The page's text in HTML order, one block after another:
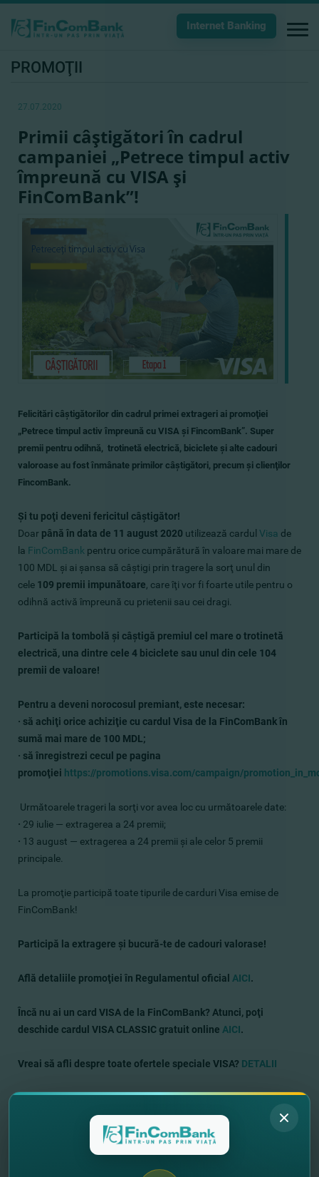
Internet Banking
PROMOŢII
27.07.2020
Primii câştigători în cadrul
campaniei „Petrece timpul activ
împreună cu VISA şi
FinComBank”!
Felicitări câştigătorilor din cadrul primei extrageri ai promoţiei
„Petrece timpul activ împreună cu VISA şi FincomBank”. Super
premii pentru odihnă, trotinetă electrică, biciclete şi alte cadouri
valoroase au fost înmânate primilor câştigători, precum şi clienţilor
FincomBank.
Şi tu poţi deveni fericitul câştigător!
Doar până în data de 11 august 2020 utilizează cardul Visa de
la FinComBank pentru orice cumpărătură în valoare mai mare de
100 MDL şi ai şansa să câştigi prin tragere la sorţ unul din
cele 109 premii impunătoare , care îţi vor fi foarte utile pentru o
odihnă activă împreună cu prietenii sau cei dragi.
Participă la tombolă şi câştigă premiul cel mare o trotinetă
electrică, una dintre cele 4 biciclete sau unul din cele 104
premii de valoare!
Pentru a deveni norocosul premiant, este necesar:
· să achiţi orice achiziţie cu cardul Visa de la FinComBank în
sumă mai mare de 100 MDL;
· să înregistrezi cecul pe pagina
promoţiei https://promotions.visa.com/campaign/
Următoarele trageri la sorţi vor avea loc cu următoarele date:
· 29 iulie — extragerea a 24 premii;
· 13 august — extragerea a 24 premii şi ale celor 5 premii
principale.
La promoţie participă toate tipurile de carduri Visa emise de
FinComBank!
Participă la extragere şi bucură-te de cadouri valorase!
Află detaliile promoţiei în Regulamentul oficial AICI.
Încă nu ai un card VISA de la FinComBank? Atunci, poţi
deschide cardul VISA CLASSIC gratuit online AICI.
Vreai să afli despre toate ofertele speciale VISA? DETALII
Câştigă împreună cu FinComBank!